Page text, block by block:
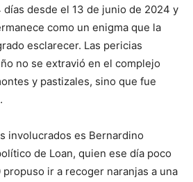
desde el 13 de junio de 2024 y
como un enigma que la
esclarecer. Las pericias
no se extravió en el complejo
y pastizales, sino que fue
involucrados es Bernardino
de Loan, quien ese día poco
ir a recoger naranjas a una